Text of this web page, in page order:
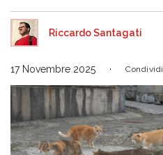
Riccardo Santagati
17 Novembre 2025 Condividi